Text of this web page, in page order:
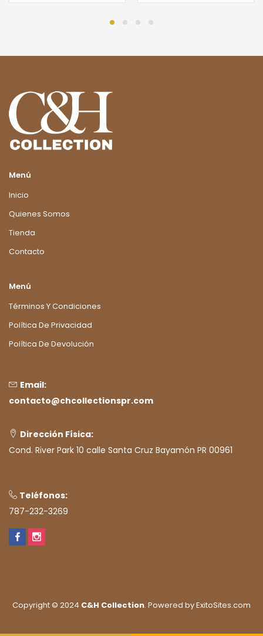
Menú
Inicio
Quienes Somos
Tienda
Contacto
Menú
Términos Y Condiciones
Política De Privacidad
Política De Devolución
Email:
contacto@chcollectionspr.com
Dirección Física:
Cond. River Park 10 calle Santa Cruz Bayamón PR 00961
Teléfonos:
787-232-3269
Copyright © 2024 C&H Collection. Powered byExitoSites.com